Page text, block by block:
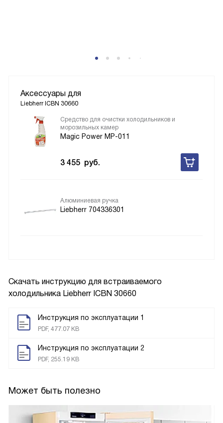
Скачать инструкцию для встраиваемого
холодильника Liebherr ICBN 30660
Инструкция по эксплуатации 1
PDF, 477.07 KB
Инструкция по эксплуатации 2
PDF, 255.19 KB
Может быть полезно
Аксессуары для
Liebherr ICBN 30660
Средство для очистки холодильников и
морозильных камер
Magic Power MP-011
3 455 руб.
Алюминиевая ручка
Liebherr 704336301